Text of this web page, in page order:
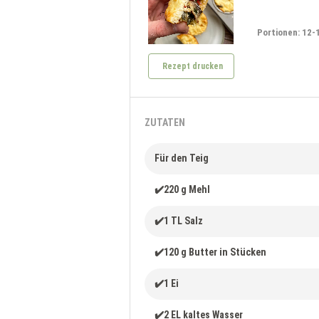
Rezept drucken
Portionen: 12-
ZUTATEN
Für den Teig
✔️220 g Mehl
✔️1 TL Salz
✔️120 g Butter in Stücken
✔️1 Ei
✔️2 EL kaltes Wasser